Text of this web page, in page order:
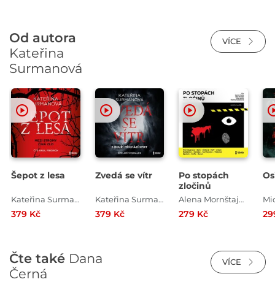
Od autora
Kateřina
Surmanová
VÍCE
Šepot z lesa
Kateřina Surmanová
379 Kč
Zvedá se vítr
Kateřina Surmanová
379 Kč
Po stopách
zločinů
Alena Mornštajnová , Jakuba Katalpa , David Urban , Bianca Bellová , Marek Epstein , Martin Goffa , Ondřej Neff , Kristýna Trpková , Markéta Hejkalová , Kateřina Surmanová , Stanislav Beran , Petr Bým
279 Kč
Čte také Dana
Černá
VÍCE